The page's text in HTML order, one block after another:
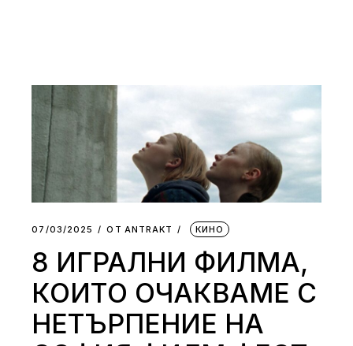
07/03/2025 ОТ АNTRAKT КИНО
8 ИГРАЛНИ ФИЛМА,
КОИТО ОЧАКВАМЕ С
НЕТЪРПЕНИЕ НА